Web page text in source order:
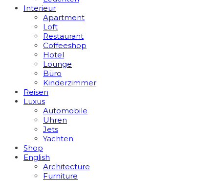
Interieur
Apart­ment
Loft
Restaurant
Coffeeshop
Hotel
Lounge
Büro
Kinderzimmer
Reisen
Luxus
Automobile
Uhren
Jets
Yachten
Shop
English
Architecture
Furniture